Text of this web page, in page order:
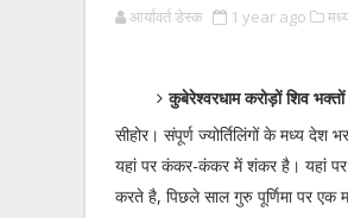
आर्यावर्त डेस्क 1 year ago
कुबेरेश्वरधाम करोड़ों शिव
सीहोर। संपूर्ण ज्योर्तिलिंगों के मध्य
यहां पर कंकर-कंकर में शंकर है। यहां पर
करते है, पिछले साल गुरु पूर्णिमा पर एक